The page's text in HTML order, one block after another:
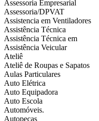
Assessoria Empresarial
Assessoria/DPVAT
Assistencia em Ventiladores
Assistência Técnica
Assistência Técnica em
Assistência Veicular
Ateliê
Ateliê de Roupas e Sapatos
Aulas Particulares
Auto Elétrica
Auto Equipadora
Auto Escola
Automóveis.
Autopeças